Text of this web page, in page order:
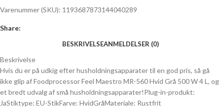
Varenummer (SKU): 1193687873144040289
Share:
BESKRIVELSEANMELDELSER (0)
Beskrivelse
Hvis du er på udkig efter husholdningsapparater til en god pris, så gå
ikke glip af Foodprocessor Feel Maestro MR-560 Hvid Grå 500 W 4 L, og
et bredt udvalg af små husholdningsapparater!Plug-in-produkt:
JaStiktype: EU-StikFarve: HvidGråMateriale: Rustfrit